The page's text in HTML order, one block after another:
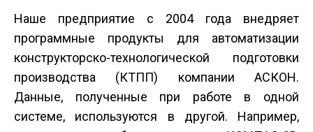
Наше предприятие с 2004 года внедряет
программные продукты для автоматизации
конструкторско-технологической подготовки
производства (КТПП) компании АСКОН.
Данные, полученные при работе в одной
системе, используются в другой. Например,